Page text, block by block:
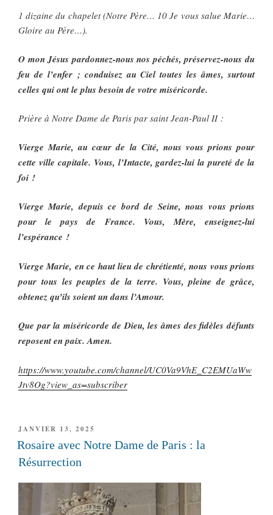
1 dizaine du chapelet (Notre Père… 10 Je vous salue Marie…
Gloire au Père…).
O mon Jésus pardonnez-nous nos péchés, préservez-nous du
feu de l’enfer ; conduisez au Ciel toutes les âmes, surtout
celles qui ont le plus besoin de votre miséricorde.
Prière à Notre Dame de Paris par saint Jean-Paul II :
Vierge Marie, au cœur de la Cité, nous vous prions pour
cette ville capitale. Vous, l’Intacte, gardez-lui la pureté de la
foi !
Vierge Marie, depuis ce bord de Seine, nous vous prions
pour le pays de France. Vous, Mère, enseignez-lui
l’espérance !
Vierge Marie, en ce haut lieu de chrétienté, nous vous prions
pour tous les peuples de la terre. Vous, pleine de grâce,
obtenez qu’ils soient un dans l’Amour.
Que par la miséricorde de Dieu, les âmes des fidèles défunts
reposent en paix. Amen.
https://www.youtube.com/channel/UC0Va9VhE_C2EMUaWw
Jtv8Og?view_as=subscriber
PUBLIÉ
LE
JANVIER 13, 2025
Rosaire avec Notre Dame de Paris : la
Résurrection